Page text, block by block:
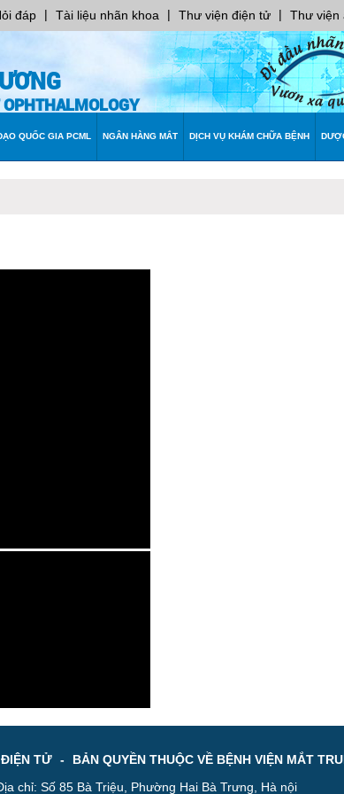
đáp | Tài liệu nhãn khoa | Thư viện điện tử | Thư viện
QUỐC GIA PCML NGÂN HÀNG MẮT DỊCH VỤ KHÁM CHỮA BỆNH
TỬ -
BẢN QUYỀN THUỘC VỀ BỆNH VIỆN MẮT
chỉ: Số 85 Bà Triệu, Phường Hai Bà Trưng, Hà nội